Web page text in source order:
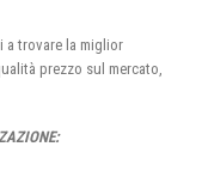
a trovare la miglior
prezzo sul mercato,